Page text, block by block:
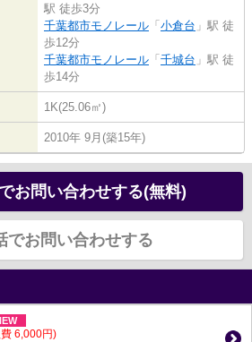
駅 徒歩3分
千葉都市モノレール 「 小倉台 」駅 徒
歩12分
千葉都市モノレール 「 千城台 」駅 徒
歩14分
1K(25.06㎡)
2010年 9月(築15年)
お問い合わせする(無料)
でお問い合わせする
6,000円)